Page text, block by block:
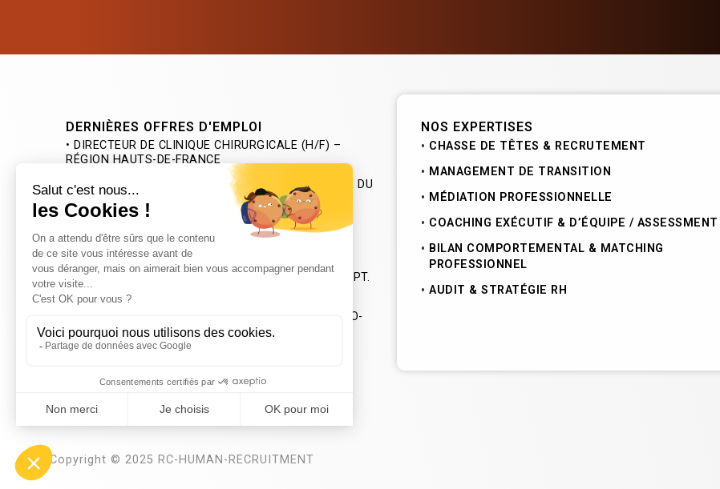
DERNIÈRES OFFRES D'EMPLOI
• DIRECTEUR DE CLINIQUE CHIRURGICALE (H/F) –
RÉGION HAUTS-DE-FRANCE
• DIRECTEUR D’EHPAD ASSOCIATIF (H/F) – PROCHE DU
LOIRET
• DIRECTEUR SERVICES AUTONOMIE MIXTE (H/F) –
SAD / SSIAD – DÉPT. DES HAUTS-DE-SEINE
• DIRECTEUR (H/F) DU DIME ET MULTI-ACCEUIL DU
« CLOS FLEURY » – ASSOC. ALLER PLUS HAUT – DÉPT.
DE LA HAUTE-SAVOIE
• DIRECTEUR DE DIME (DISPOSITIF INTÉGRÉ MÉDICO-
ÉDUCATIF) (H/F) – PROCHE DE GRENOBLE
NOS EXPERTISES
CHASSE DE TÊTES & RECRUTEMENT
MANAGEMENT DE TRANSITION
MÉDIATION PROFESSIONNELLE
COACHING EXÉCUTIF & D’ÉQUIPE / ASSESSMENT
BILAN COMPORTEMENTAL & MATCHING
PROFESSIONNEL
AUDIT & STRATÉGIE RH
Copyright © 2025 RC-HUMAN-RECRUITMENT